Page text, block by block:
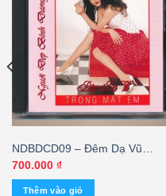
NDBDCD09 – Đêm Dạ Vũ
Trong Mắt Em (Made By
Distronic – trầy) KGHD
700.000 ₫
Thêm vào giỏ